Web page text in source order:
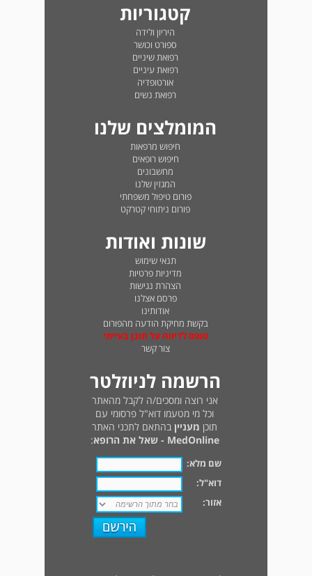
קטגוריות
היריון ולידה
ספורט וכושר
רפואת שיניים
רפואת עיניים
אורטופדיה
רפואת נשים
המומלצים שלנו
חיפוש מרפאות
חיפוש רופאים
מחשבונים
המגזין שלנו
פורום טיפול משפחתי
פורום ניתוחי קטרקט
שונות ואודות
תנאי שימוש
מדיניות פרטיות
הצהרת נגישות
פרסם אצלנו
אודותינו
בקשת מחיקת הודעה מהפורום
טופס לדיווח על תוכן בעייתי
צור קשר
הרשמה לניוזלטר
אני רוצה ומסכים/ה לקבל מהאתר
וכל מי מטעמו דוא"ל פרסומי עם
תוכן מעניין בהתאם לתכני האתר
MedOnline - שאל את הרופא
:
שם מלא:
דוא"ל:
אזור: